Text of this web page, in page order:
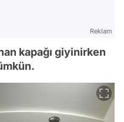
Reklam
kapağı giyinirken